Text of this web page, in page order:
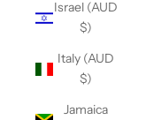
Israel (AUD
$)
Italy (AUD
$)
Jamaica